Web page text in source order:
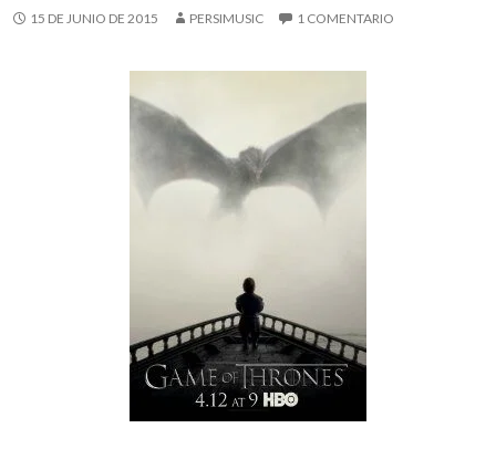
15 DE JUNIO DE 2015 PERSIMUSIC 1 COMENTARIO